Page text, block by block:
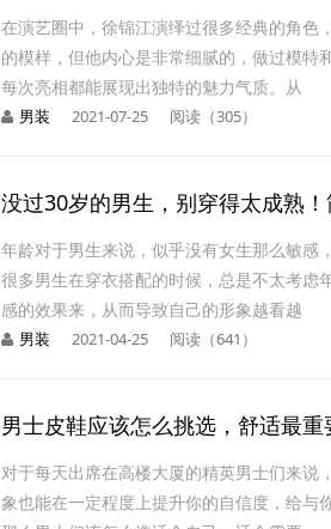
在演艺圈中，徐锦江演绎过很多经典的角色
的模样，但他内心是非常细腻的，做过模特
每次亮相都能展现出独特的魅力气质。从
男装 2021-07-25 阅读（305）
没过30岁的男生，别穿得太成熟
年龄对于男生来说，似乎没有女生那么敏感
很多男生在穿衣搭配的时候，总是不太考虑
感的效果来，从而导致自己的形象越看越
男装 2021-04-25 阅读（641）
男士皮鞋应该怎么挑选，舒适最重
对于每天出席在高楼大厦的精英男士们来说
象也能在一定程度上提升你的自信度，给与